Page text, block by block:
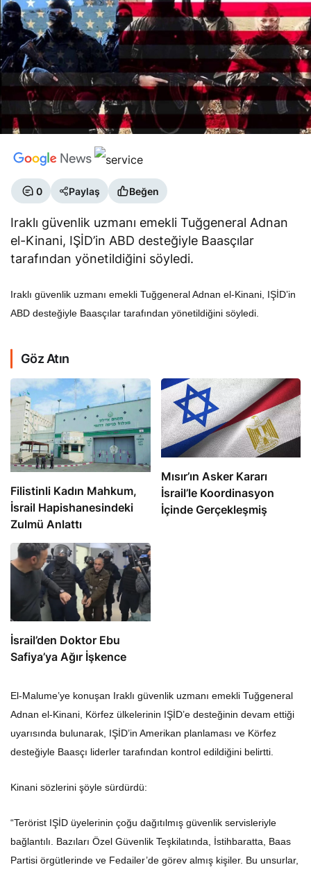
0 Paylaş Beğen
Iraklı güvenlik uzmanı emekli Tuğgeneral Adnan
el-Kinani, IŞİD’in ABD desteğiyle Baasçılar
tarafından yönetildiğini söyledi.
Iraklı güvenlik uzmanı emekli Tuğgeneral Adnan el-Kinani, IŞİD’in
ABD desteğiyle Baasçılar tarafından yönetildiğini söyledi.
Göz Atın
Filistinli Kadın Mahkum,
İsrail Hapishanesindeki
Zulmü Anlattı
Mısır’ın Asker Kararı
İsrail’le Koordinasyon
İçinde Gerçekleşmiş
İsrail’den Doktor Ebu
Safiya’ya Ağır İşkence
El-Malume’ye konuşan Iraklı güvenlik uzmanı emekli Tuğgeneral
Adnan el-Kinani, Körfez ülkelerinin IŞİD’e desteğinin devam ettiği
uyarısında bulunarak, IŞİD’in Amerikan planlaması ve Körfez
desteğiyle Baasçı liderler tarafından kontrol edildiğini belirtti.
Kinani sözlerini şöyle sürdürdü:
“Terörist IŞİD üyelerinin çoğu dağıtılmış güvenlik servisleriyle
bağlantılı. Bazıları Özel Güvenlik Teşkilatında, İstihbaratta, Baas
Partisi örgütlerinde ve Fedailer’de görev almış kişiler. Bu unsurlar,